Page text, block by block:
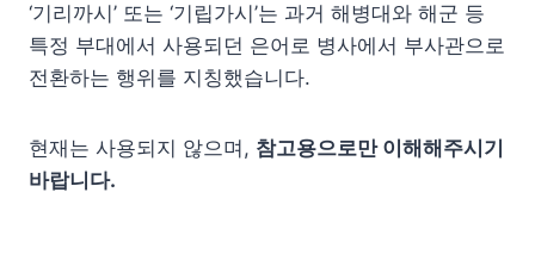
‘기리까시’ 또는 ‘기립가시’는 과거 해병대와 해군 등
특정 부대에서 사용되던 은어로 병사에서 부사관으로
전환하는 행위를 지칭했습니다.
현재는 사용되지 않으며, 참고용으로만 이해해주시기
바랍니다.